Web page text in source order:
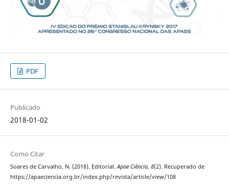
PDF
Publicado
2018-01-02
Como Citar
Soares de Carvalho, N. (2018). Editorial. Apae Ciência, 8(2). Recuperado de
https://apaeciencia.org.br/index.php/revista/article/view/108